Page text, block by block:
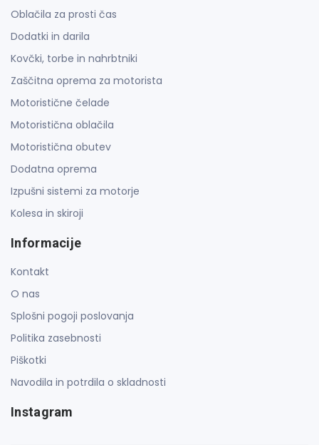
Oblačila za prosti čas
Dodatki in darila
Kovčki, torbe in nahrbtniki
Zaščitna oprema za motorista
Motoristične čelade
Motoristična oblačila
Motoristična obutev
Dodatna oprema
Izpušni sistemi za motorje
Kolesa in skiroji
Informacije
Kontakt
O nas
Splošni pogoji poslovanja
Politika zasebnosti
Piškotki
Navodila in potrdila o skladnosti
Instagram